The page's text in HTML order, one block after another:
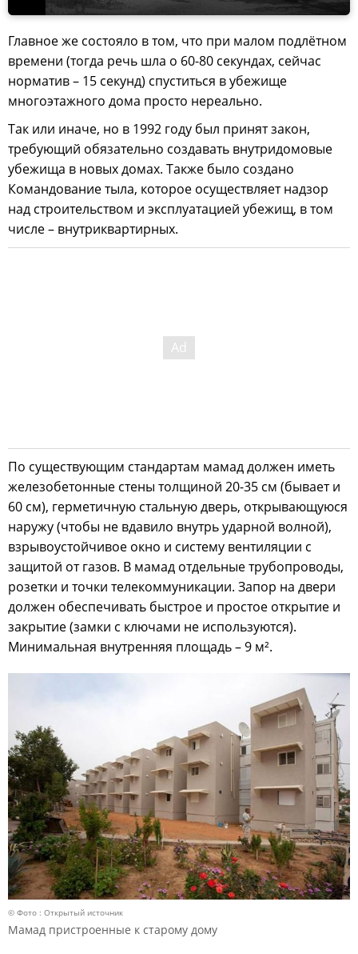
Главное же состояло в том, что при малом подлётном
времени (тогда речь шла о 60-80 секундах, сейчас
норматив – 15 секунд) спуститься в убежище
многоэтажного дома просто нереально.
Так или иначе, но в 1992 году был принят закон,
требующий обязательно создавать внутридомовые
убежища в новых домах. Также было создано
Командование тыла, которое осуществляет надзор
над строительством и эксплуатацией убежищ, в том
числе – внутриквартирных.
По существующим стандартам мамад должен иметь
железобетонные стены толщиной 20-35 см (бывает и
60 см), герметичную стальную дверь, открывающуюся
наружу (чтобы не вдавило внутрь ударной волной),
взрывоустойчивое окно и систему вентиляции с
защитой от газов. В мамад отдельные трубопроводы,
розетки и точки телекоммуникации. Запор на двери
должен обеспечивать быстрое и простое открытие и
закрытие (замки с ключами не используются).
Минимальная внутренняя площадь – 9 м².
© Фото : Открытый источник
Мамад пристроенные к старому дому